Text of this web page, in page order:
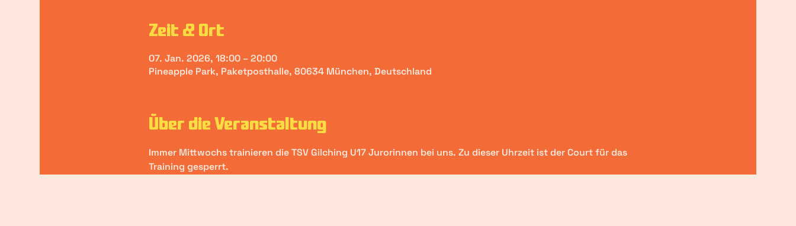
Zeit & Ort
07. Jan. 2026, 18:00 – 20:00
Pineapple Park, Paketposthalle, 80634 München, Deutschland
Über die Veranstaltung
Immer Mittwochs trainieren die TSV Gilching U17 Jurorinnen bei uns. Zu dieser Uhrzeit ist der Court für das
Training gesperrt.